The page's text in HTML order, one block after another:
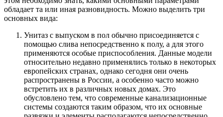
обладает та или иная разновидность. Можно выделить три
основных вида:
Унитаз с выпуском в пол обычно присоединяется с
помощью слива непосредственно к полу, а для этого
применяются особые приспособления. Данные модели
относительно недавно применялись только в некоторых
европейских странах, однако сегодня они очень
распространены в России, а особенно часто можно
встретить их в различных новых домах. Это
обусловлено тем, что современные канализационные
системы создаются таким образом, что их основные